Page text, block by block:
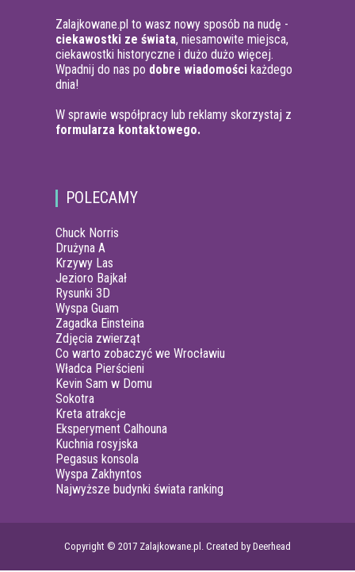
Zalajkowane.pl to wasz nowy sposób na nudę -
ciekawostki ze świata, niesamowite miejsca,
ciekawostki historyczne i dużo dużo więcej.
Wpadnij do nas po dobre wiadomości każdego
dnia!
W sprawie współpracy lub reklamy skorzystaj z
formularza kontaktowego.
POLECAMY
Chuck Norris
Drużyna A
Krzywy Las
Jezioro Bajkał
Rysunki 3D
Wyspa Guam
Zagadka Einsteina
Zdjęcia zwierząt
Co warto zobaczyć we Wrocławiu
Władca Pierścieni
Kevin Sam w Domu
Sokotra
Kreta atrakcje
Eksperyment Calhouna
Kuchnia rosyjska
Pegasus konsola
Wyspa Zakhyntos
Najwyższe budynki świata ranking
Copyright © 2017 Zalajkowane.pl. Created by Deerhead